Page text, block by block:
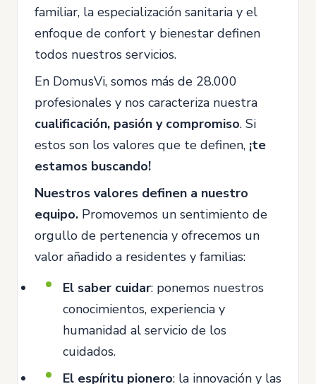
familiar, la especialización sanitaria y el
enfoque de confort y bienestar definen
todos nuestros servicios.
En DomusVi, somos más de 28.000
profesionales y nos caracteriza nuestra
cualificación, pasión y compromiso. Si
estos son los valores que te definen, ¡te
estamos buscando!
Nuestros valores definen a nuestro
equipo. Promovemos un sentimiento de
orgullo de pertenencia y ofrecemos un
valor añadido a residentes y familias:
El saber cuidar: ponemos nuestros
conocimientos, experiencia y
humanidad al servicio de los
cuidados.
El espíritu pionero: la innovación y las